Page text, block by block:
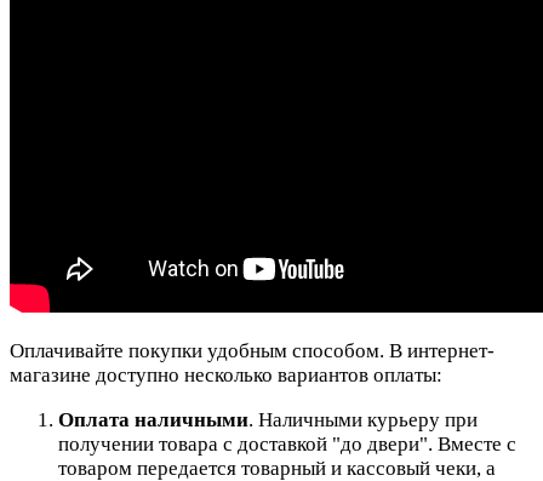
Оплачивайте покупки удобным способом. В интернет-
магазине доступно несколько вариантов оплаты:
Оплата наличными. Наличными курьеру при
получении товара с доставкой "до двери". Вместе с
товаром передается товарный и кассовый чеки, а